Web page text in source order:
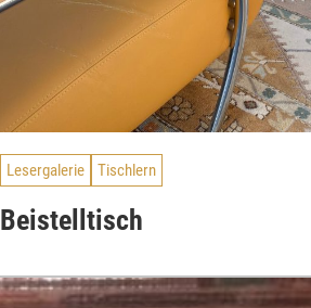
Lesergalerie Tischlern
Beistelltisch